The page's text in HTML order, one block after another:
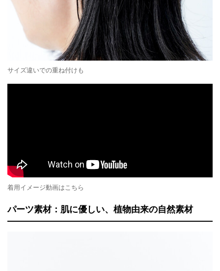
サイズ違いでの重ね付けも
着用イメージ動画はこちら
パーツ素材：肌に優しい、植物由来の自然素材